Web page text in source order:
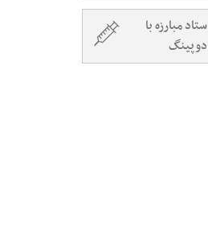
ستاد مبارزه با
دوپینگ